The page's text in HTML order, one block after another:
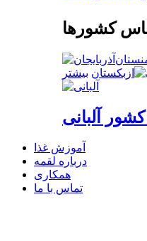
کشورها
ازبکستان
آلبانی
آموزش غذا
درباره لقمه
همکاری
تماس با ما